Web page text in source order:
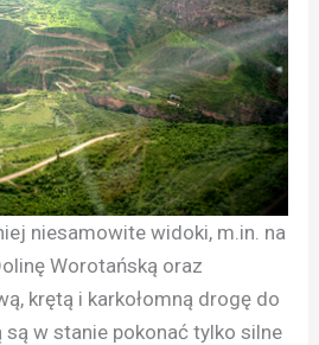
niesamowite widoki, m.in. na
Worotańską oraz
krętą i karkołomną drogę do
w stanie pokonać tylko silne